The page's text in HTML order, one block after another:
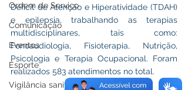
Ordem de Serviço
Comunicação
Eventos
Esporte
Vigilância sanitária
Déficit de Atenção e Hiperatividade (TDAH)
e epilepsia, trabalhando as terapias
multidisciplinares, tais como:
Fonoaudiologia, Fisioterapia, Nutrição,
Psicologia e Terapia Ocupacional. Foram
realizados 583 atendimentos no total.